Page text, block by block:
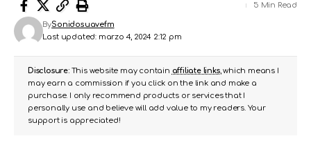
Last updated: marzo 4, 2024 2:12 pm
BySonidosuavefm
5 Min Read
Disclosure:This website may contain affiliate links, which means I
may earn a commission if you click on the link and make a
purchase. I only recommend products or services that I
personally use and believe will add value to my readers. Your
support is appreciated!